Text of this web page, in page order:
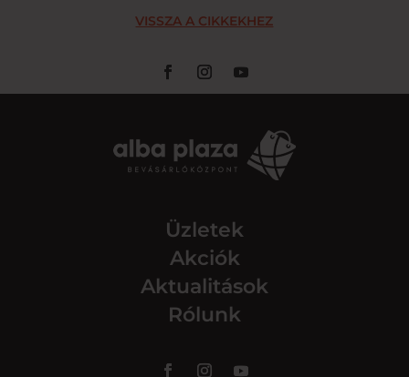
VISSZA A CIKKEKHEZ
Üzletek
Akciók
Aktualitások
Rólunk